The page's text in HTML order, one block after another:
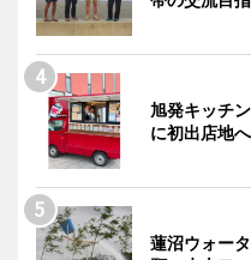
旭発キッチ
に初出店地
蓮沼ウォー